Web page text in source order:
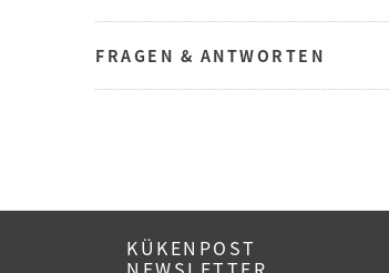
FRAGEN & ANTWORTEN
KÜKENPOST